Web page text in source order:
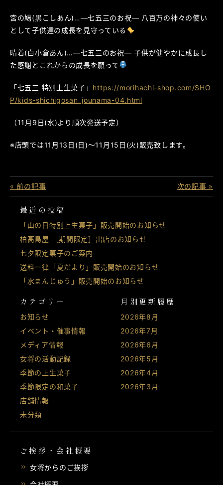
最近の投稿
「山の日特別上生菓子」販売開始のお知らせ
柏髙島屋 ［期間限定］出店のお知らせ
七夕限定菓子のご案内
送料一律「夏だより」販売開始のお知らせ
「水まんじゅう」販売開始のお知らせ
カテゴリー
お知らせ
イベント・催事情報
メディア情報
女将の活動記録
季節の上生菓子
季節限定の和菓子
店舗情報
未分類
月別更新履歴
2026年8月
2026年7月
2026年6月
2026年5月
2026年4月
2026年3月
ご挨拶・会社概要
女将からのご挨拶
宮の鳩(黒こしあん)…―七五三のお祝― 八百万の神々の使い
として子供達の成長を見守っている
晴着(白小倉あん)…―七五三のお祝― 子供が健やかに成長し
た感謝とこれからの成長を願って
「七五三 特別上生菓子」 https://morihachi-shop.com/SHO
P/kids-shichigosan_jounama-04.html
（11月9日(水)より順次発送予定）
※店頭では11月13日(日)～11月15日(火)販売致します。
« 前の記事 次の記事 »